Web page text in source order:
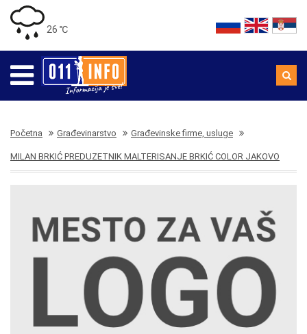
26 ℃
Početna Građevinarstvo Građevinske firme, usluge
MILAN BRKIĆ PREDUZETNIK MALTERISANJE BRKIĆ COLOR JAKOVO